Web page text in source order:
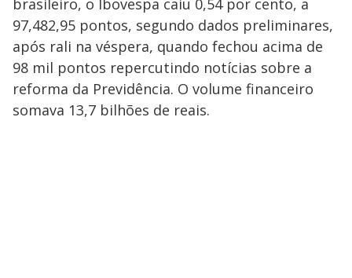
brasileiro, o Ibovespa caiu 0,54 por cento, a
97,482,95 pontos, segundo dados preliminares,
após rali na véspera, quando fechou acima de
98 mil pontos repercutindo notícias sobre a
reforma da Previdência. O volume financeiro
somava 13,7 bilhões de reais.